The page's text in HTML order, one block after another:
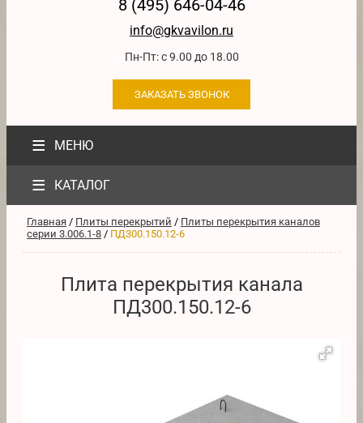
8 (495) 646-04-46
info@gkvavilon.ru
Пн-Пт: с 9.00 до 18.00
ЗАКАЗАТЬ ЗВОНОК
≡ МЕНЮ
≡ КАТАЛОГ
Главная / Плиты перекрытий / Плиты перекрытия каналов
серии 3.006.1-8 / ПД300.150.12-6
Плита перекрытия канала
ПД300.150.12-6